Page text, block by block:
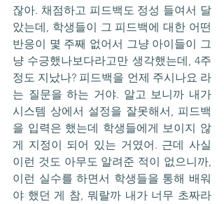
잖아. 채점하고 피드백도 정성 들여서 달
았는데, 학생들이 그 피드백에 대한 어떤
반응이 몇 주째 없어서 그냥 아이들이 그
냥 수긍했나보다라고만 생각했는데, 4주
정도 지났나? 피드백을 언제 주시나요 라
는 질문을 하는 거야. 알고 보니까 내가
시스템 상에서 설정을 잘못해서, 피드백
을 입력은 했는데 학생들에게 보이지 않
게 지정이 되어 있는 거였어. 근데 사실
이런 것도 아무도 알려준 적이 없으니까,
이런 실수를 하면서 학생들을 통해 배워
야 했던 게 참, 뭐랄까 내가 너무 초짜라